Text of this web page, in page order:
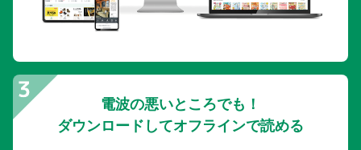
電波の悪いところでも！
ダウンロードしてオフラインで読める